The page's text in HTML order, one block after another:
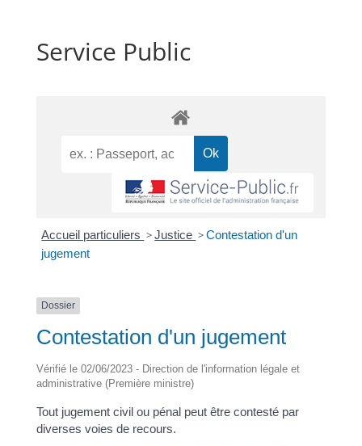
Service Public
Accueil particuliers >Justice >Contestation d'un
jugement
Dossier
Contestation d'un jugement
Vérifié le 02/06/2023 - Direction de l'information légale et
administrative (Première ministre)
Tout jugement civil ou pénal peut être contesté par
diverses voies de recours.